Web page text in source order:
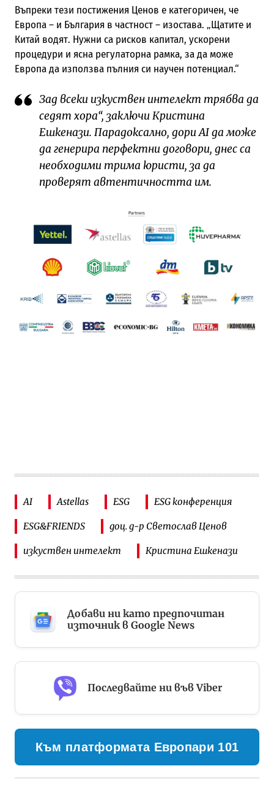
Въпреки тези постижения Ценов е категоричен, че
Европа – и България в частност – изостава. „Щатите и
Китай водят. Нужни са рисков капитал, ускорени
процедури и ясна регулаторна рамка, за да може
Европа да използва пълния си научен потенциал.“
Зад всеки изкуствен интелект трябва да
седят хора“, заключи Кристина
Ешкенази. Парадоксално, дори AI да може
да генерира перфектни договори, днес са
необходими трима юристи, за да
проверят автентичността им.
AI Astellas ESG ESG конференция
ESG&FRIENDS доц. д-р Светослав Ценов
изкуствен интелект Кристина Ешкенази
Добави ни като предпочитан
източник в Google News
Последвайте ни във Viber
Към платформата Европари 101